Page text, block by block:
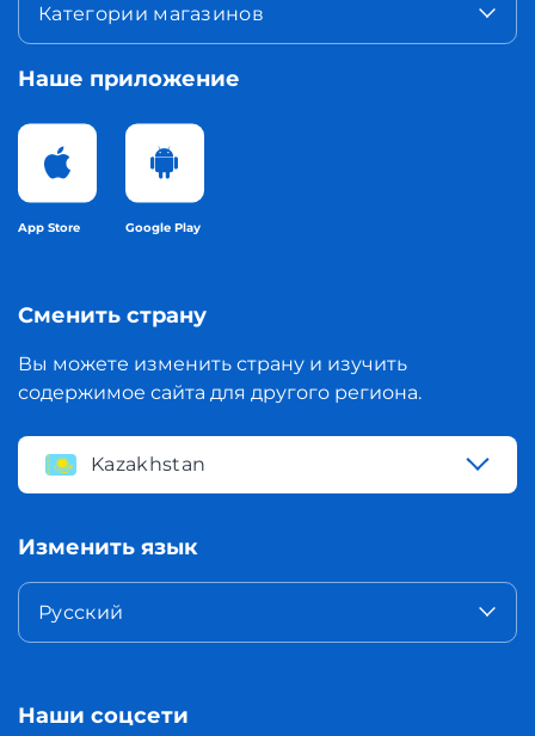
Категории магазинов
Наше приложение
App Store Google Play
Сменить страну
Вы можете изменить страну и изучить
содержимое сайта для другого региона.
Kazakhstan
Изменить язык
Русский
Наши соцсети